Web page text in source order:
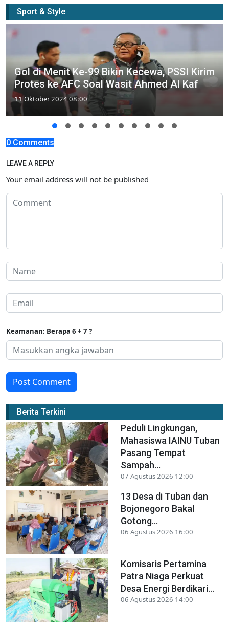
Sport & Style
Gol di Menit Ke-99 Bikin Kecewa, PSSI Kirim
Protes ke AFC Soal Wasit Ahmed Al Kaf
11 Oktober 2024 08:00
0 Comments
LEAVE A REPLY
Your email address will not be published
Keamanan: Berapa 6 + 7 ?
Post Comment
Berita Terkini
Peduli Lingkungan,
Mahasiswa IAINU Tuban
Pasang Tempat
Sampah...
07 Agustus 2026 12:00
13 Desa di Tuban dan
Bojonegoro Bakal
Gotong...
06 Agustus 2026 16:00
Komisaris Pertamina
Patra Niaga Perkuat
Desa Energi Berdikari...
06 Agustus 2026 14:00